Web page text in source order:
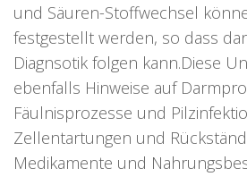
und Säuren-Stoffwechsel
festgestellt werden, so dass
Diagnsotik folgen kann.Diese
ebenfalls Hinweise auf
Fäulnisprozesse und
Zellentartungen und
Medikamente und